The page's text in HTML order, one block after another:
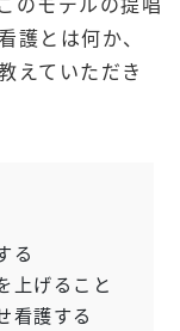
護とは何か、
えていただき
る
上げること
看護する